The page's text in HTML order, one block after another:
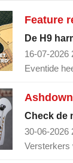
Feature
De H9
16-07-2026
Eventide
Check de
30-06-2026
Versterkers